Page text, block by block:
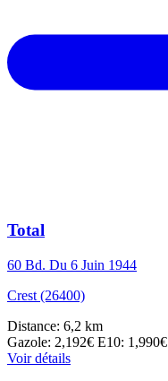
Total
60 Bd. Du 6 Juin 1944
Crest (26400)
Distance: 6,2 km
Gazole: 2,192€ E10: 1,990€
Voir détails